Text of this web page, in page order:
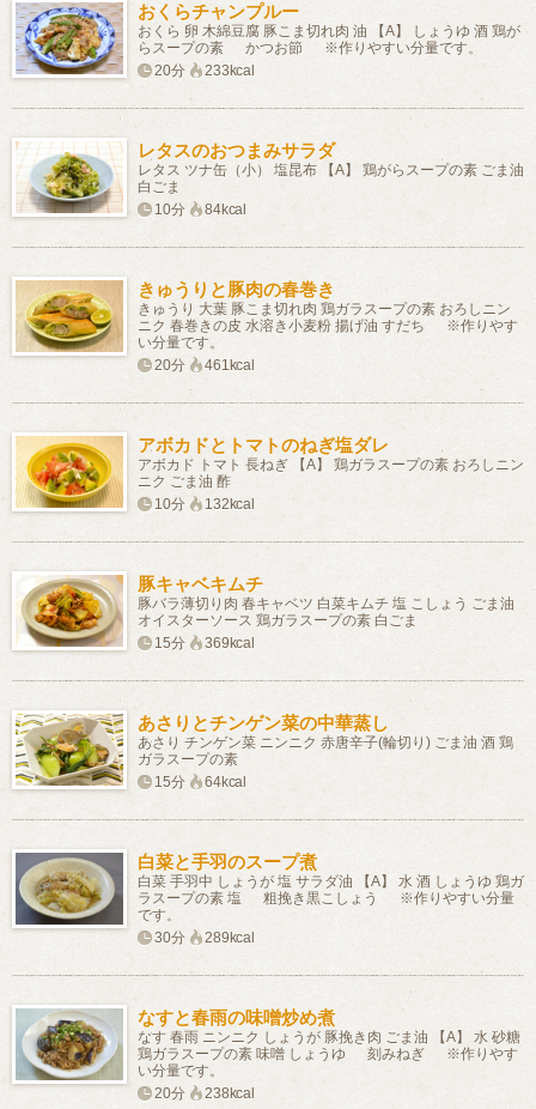
おくらチャンプルー
おくら 卵 木綿豆腐 豚こま切れ肉 油 【A】 しょうゆ 酒 鶏が
らスープの素 かつお節 ※作りやすい分量です。
20分
233kcal
レタスのおつまみサラダ
レタス ツナ缶（小） 塩昆布 【A】 鶏がらスープの素 ごま油
白ごま
10分
84kcal
きゅうりと豚肉の春巻き
きゅうり 大葉 豚こま切れ肉 鶏ガラスープの素 おろしニン
ニク 春巻きの皮 水溶き小麦粉 揚げ油 すだち ※作りやす
い分量です。
20分
461kcal
アボカドとトマトのねぎ塩ダレ
アボカド トマト 長ねぎ 【A】 鶏ガラスープの素 おろしニン
ニク ごま油 酢
10分
132kcal
豚キャベキムチ
豚バラ薄切り肉 春キャベツ 白菜キムチ 塩 こしょう ごま油
オイスターソース 鶏ガラスープの素 白ごま
15分
369kcal
あさりとチンゲン菜の中華蒸し
あさり チンゲン菜 ニンニク 赤唐辛子(輪切り) ごま油 酒 鶏
ガラスープの素
15分
64kcal
白菜と手羽のスープ煮
白菜 手羽中 しょうが 塩 サラダ油 【A】 水 酒 しょうゆ 鶏ガ
ラスープの素 塩 粗挽き黒こしょう ※作りやすい分量
です。
30分
289kcal
なすと春雨の味噌炒め煮
なす 春雨 ニンニク しょうが 豚挽き肉 ごま油 【A】 水 砂糖
鶏ガラスープの素 味噌 しょうゆ 刻みねぎ ※作りやす
い分量です。
20分
238kcal